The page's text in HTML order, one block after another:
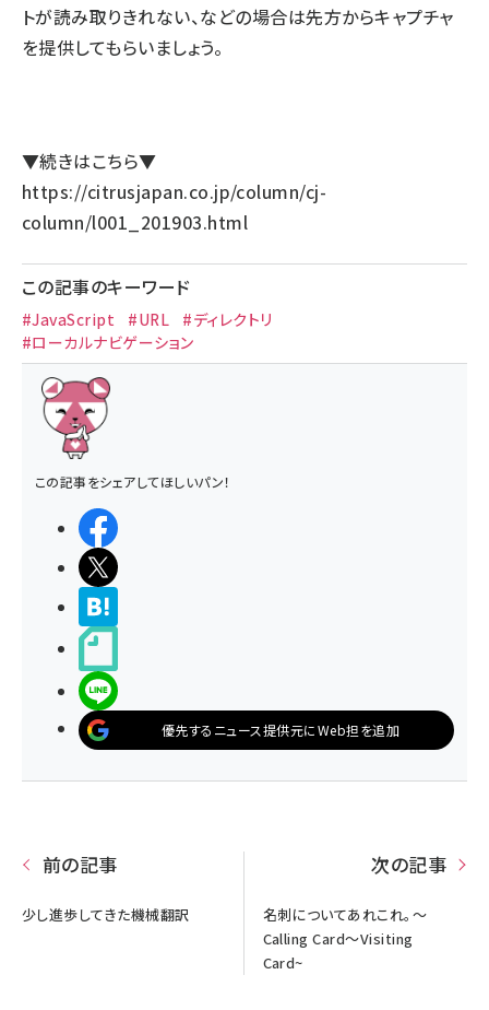
トが読み取りきれない、などの場合は先方からキャプチャ
を提供してもらいましょう。
▼続きはこちら▼
https://citrusjapan.co.jp/column/cj-
column/l001_201903.html
この記事のキーワード
#JavaScript #URL
#ディレクトリ
#ローカルナビゲーション
この記事をシェアしてほしいパン！
優先するニュース提供元にWeb担を追加
前の記事
少し進歩してきた機械翻訳
次の記事
名刺についてあれこれ。～
Calling Card～Visiting
Card~